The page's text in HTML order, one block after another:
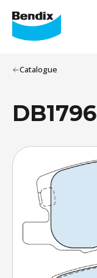
Catalogue
DB1796